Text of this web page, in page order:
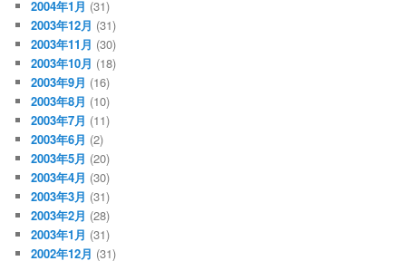
2004年1月 (31)
2003年12月 (31)
2003年11月 (30)
2003年10月 (18)
2003年9月 (16)
2003年8月 (10)
2003年7月 (11)
2003年6月 (2)
2003年5月 (20)
2003年4月 (30)
2003年3月 (31)
2003年2月 (28)
2003年1月 (31)
2002年12月 (31)